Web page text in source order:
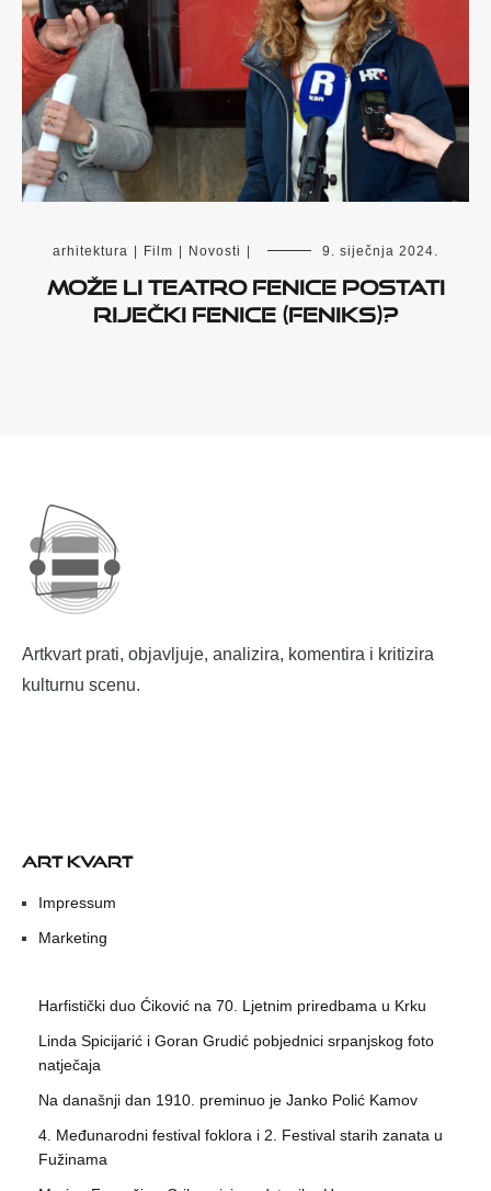
arhitektura Film Novosti 9. siječnja 2024.
Može li Teatro Fenice postati
riječki Fenice (Feniks)?
Artkvart prati, objavljuje, analizira, komentira i kritizira
kulturnu scenu.
ART KVART
Impressum
Marketing
Harfistički duo Ćiković na 70. Ljetnim priredbama u Krku
Linda Spicijarić i Goran Grudić pobjednici srpanjskog foto
natječaja
Na današnji dan 1910. preminuo je Janko Polić Kamov
4. Međunarodni festival foklora i 2. Festival starih zanata u
Fužinama